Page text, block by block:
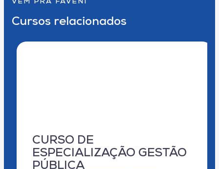
VEM PRA FAVENI
Cursos relacionados
CURSO DE
ESPECIALIZAÇÃO GESTÃO
PÚBLICA